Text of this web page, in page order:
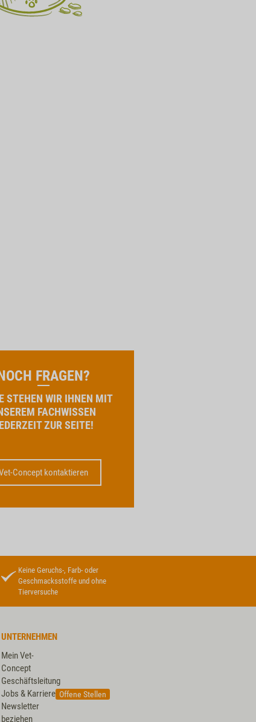
FRAGEN?
STEHEN WIR IHNEN MIT
FACHWISSEN
ZUR SEITE!
Concept kontaktieren
Keine Geruchs-, Farb- oder
Geschmacksstoffe und ohne
Tierversuche
UNTERNEHMEN
Mein Vet-
Concept
Geschäftsleitung
Jobs & Karriere Offene Stellen
Newsletter
beziehen